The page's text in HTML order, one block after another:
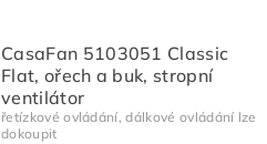
CasaFan 5103051 Classic
Flat, ořech a buk, stropní
ventilátor
řetízkové ovládání, dálkové ovládání lze
dokoupit